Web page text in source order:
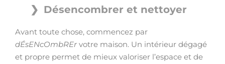
Désencombrer et nettoyer
Avant toute chose, commencez par
dÉsENcOmbREr votre maison. Un intérieur dégagé
et propre permet de mieux valoriser l’espace et de